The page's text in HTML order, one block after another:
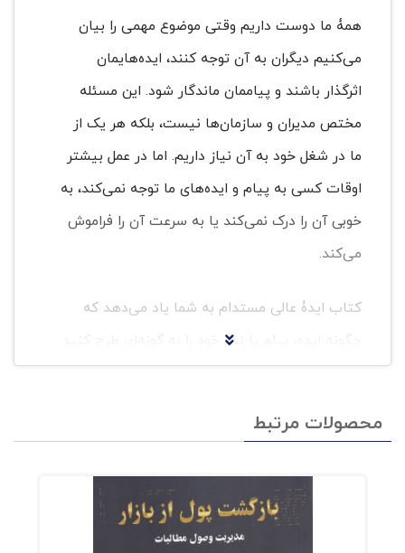
همۀ ما دوست داریم وقتی موضوع مهمی را بیان
می‌کنیم دیگران به آن توجه کنند، ایده‌هایمان
اثرگذار باشند و پیاممان ماندگار شود. این مسئله
مختص مدیران و سازمان‌ها نیست، بلکه هر یک از
ما در شغل خود به آن نیاز داریم. اما در عمل بیشتر
اوقات کسی به پیام و ایده‌های ما توجه نمی‌کند، به
خوبی آن را درک نمی‌کند یا به سرعت آن را فراموش
می‌کند.
کتاب‌ ایدۀ عالی مستدام به شما یاد می‌دهد که
چگونه ایده، پیام یا نظر خود را به گونه‌ای طرح کنید
که اثرگذار باشد و به خاطر سپرده شود. نویسندگان
بعضی از ایده‌ها موفق می‌شوند درحالیکه بقیه
بررسی بیش از صدها ایدۀ ماندگار متوجه شدند که
شش اصل مشابه در بیشتر این ایده‌های ماندگار
محصولات مرتبط